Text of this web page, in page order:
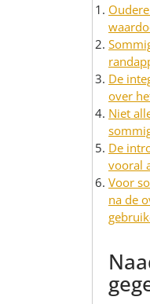
De
over
Niet
De
vooral
Voor
na de